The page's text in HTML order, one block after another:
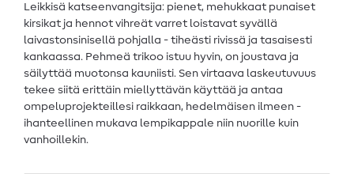
Leikkisä katseenvangitsija: pienet, mehukkaat punaiset
kirsikat ja hennot vihreät varret loistavat syvällä
laivastonsinisellä pohjalla - tiheästi rivissä ja tasaisesti
kankaassa. Pehmeä trikoo istuu hyvin, on joustava ja
säilyttää muotonsa kauniisti. Sen virtaava laskeutuvuus
tekee siitä erittäin miellyttävän käyttää ja antaa
ompeluprojekteillesi raikkaan, hedelmäisen ilmeen -
ihanteellinen mukava lempikappale niin nuorille kuin
vanhoillekin.